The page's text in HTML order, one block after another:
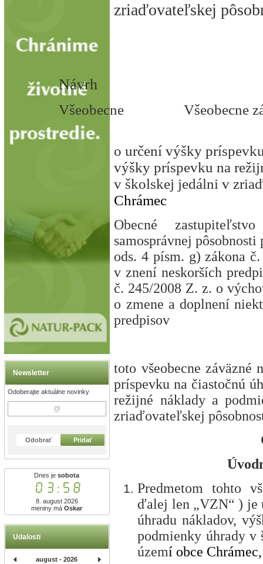
Newsletter
Odoberajte aktuálne novinky
Odobrať Pridať
Dnes jesobota
03:58
8. august 2026
meniny máOskar
Udalosti
august - 2026
zriaďovateľskej
Návrh
Všeobecne Všeobecne
o určení výšky
výšky príspevku na
v školskej jedálni v
Chrámec
Obecné
samosprávnej
ods. 4 písm. g) zákona
v znení neskorších
č. 245/2008 Z. z. o
o zmene a doplnení
predpisov
toto všeobecne záväzné
príspevku na čiastočnú
režijné náklady a
zriaďovateľskej
Predmetom tohto
ďalej len „VZN“ ) je
úhradu nákladov,
podmienky úhrady v
území obce Chrámec,